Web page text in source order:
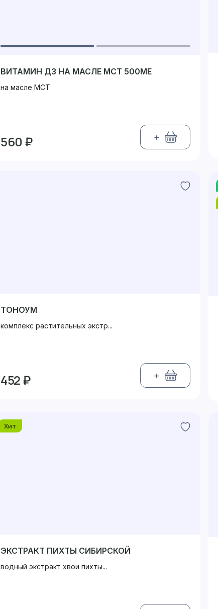
ВИТАМИН Д3 НА МАСЛЕ МСТ 500МЕ
на масле МСТ
560 ₽ +
ТОНОУМ
комплекс растительных экстр...
452 ₽ +
Хит
ЭКСТРАКТ ПИХТЫ СИБИРСКОЙ
водный экстракт хвои пихты...